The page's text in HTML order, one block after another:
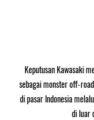
Keputusan Kawasaki
sebagai monster off-
di pasar Indonesia
di luar